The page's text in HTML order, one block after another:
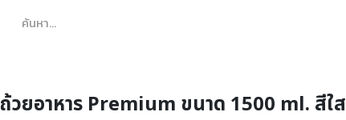
ถ้วยอาหาร Premium ขนาด 1500 ml. สีใส